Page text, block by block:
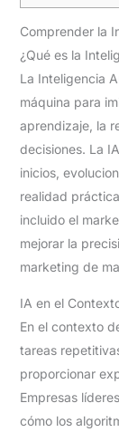
Comprender la
¿Qué es la
La Inteligencia
máquina para
aprendizaje, la
decisiones. La
inicios,
realidad
incluido el
mejorar la
marketing de
IA en el
En el contexto
tareas
proporcionar
Empresas
cómo los